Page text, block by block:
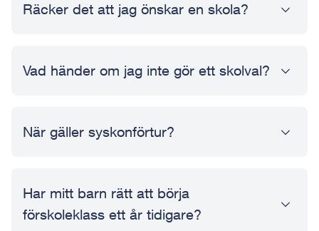
Räcker det att jag önskar en skola?
Vad händer om jag inte gör ett skolval?
När gäller syskonförtur?
Har mitt barn rätt att börja
förskoleklass ett år tidigare?